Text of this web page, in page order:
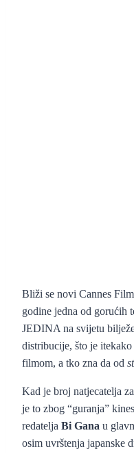
Bliži se novi Cannes
godine jedna od gorućih
JEDINA na svijetu
distribucije, što je
filmom, a tko zna da od
Kad je broj natjecatelja
je to zbog “guranja”
redatelja Bi Gana u
osim uvrštenja japanske